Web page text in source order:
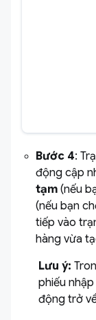
Bước 4:
động cập
tạm (nếu
(nếu bạn
tiếp vào
hàng vừa
Lưu ý:
phiếu
động trở